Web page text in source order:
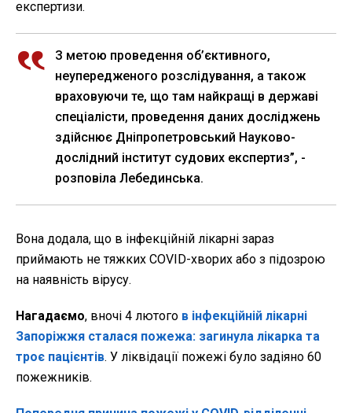
експертизи.
З метою проведення об’єктивного,
неупередженого розслідування, а також
враховуючи те, що там найкращі в державі
спеціалісти, проведення даних досліджень
здійснює Дніпропетровський Науково-
дослідний інститут судових експертиз”, -
розповіла Лебединська.
Вона додала, що в інфекційній лікарні зараз
приймають не тяжких COVID-хворих або з підозрою
на наявність вірусу.
Нагадаємо, вночі 4 лютого в інфекційній лікарні
Запоріжжя сталася пожежа: загинула лікарка та
троє пацієнтів. У ліквідації пожежі було задіяно 60
пожежників.